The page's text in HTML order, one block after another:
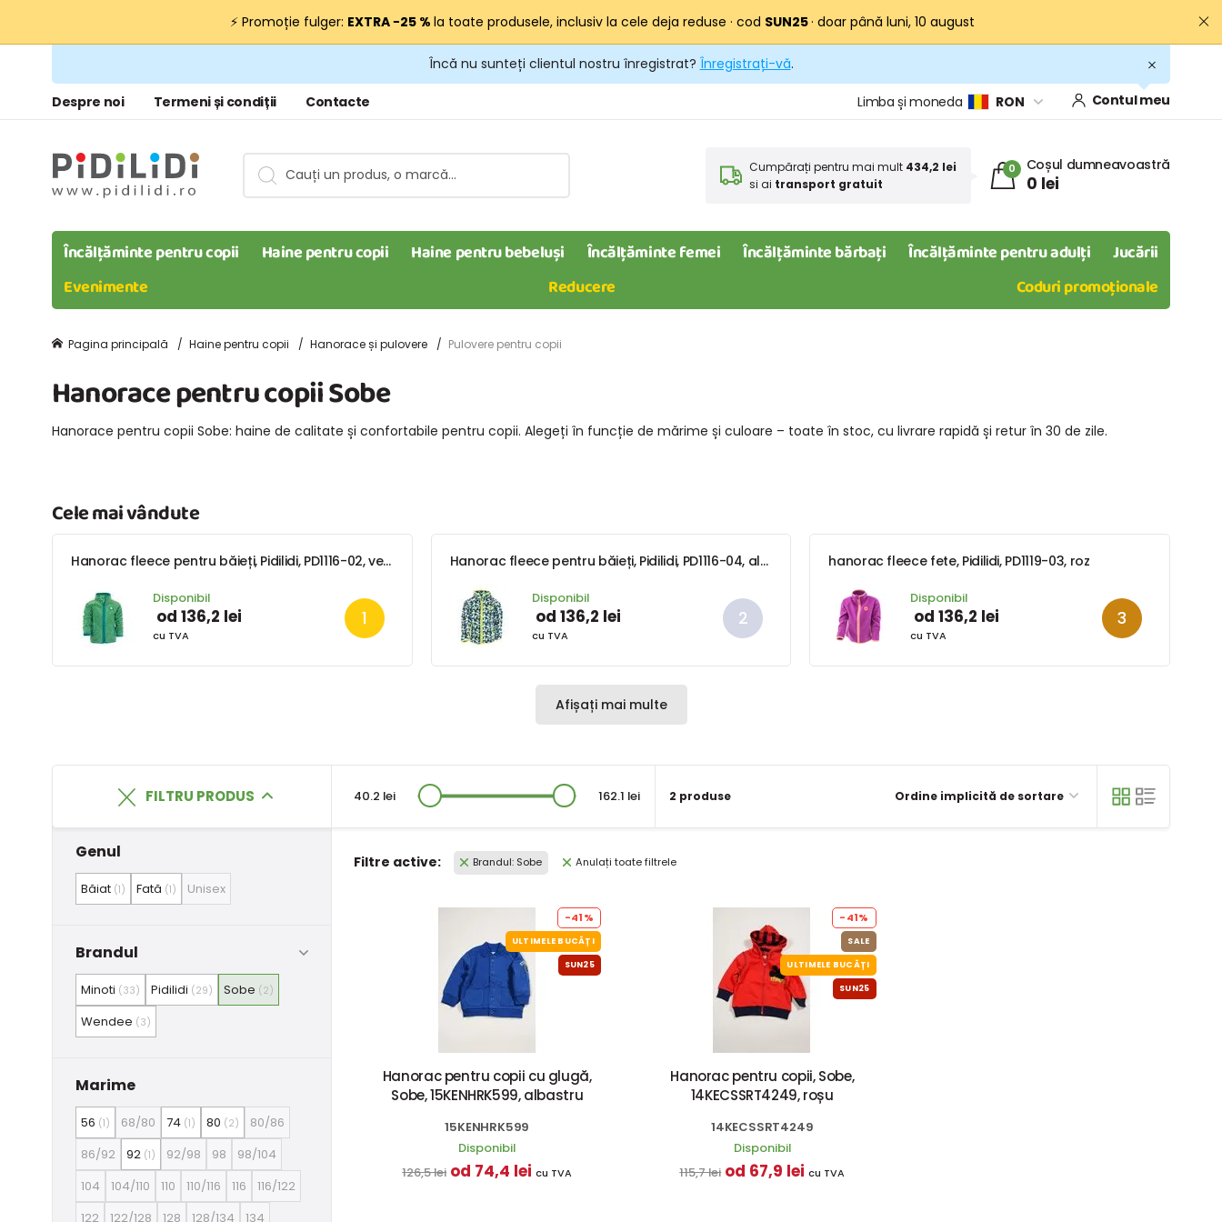
⚡ Promoție fulger: EXTRA −25 % la toate produsele, inclusiv la cele deja reduse · cod SUN25· doar până luni, 10 august
Încă nu sunteți clientul nostru înregistrat? Înregistrați-vă.
Despre noi Termeni și condiții Contacte Limba și moneda RON Contul meu
Cumpărați pentru mai mult 434,2 lei
si ai transport gratuit
0 Coșul dumneavoastră
0 lei
Încălțăminte pentru copii Haine pentru copii Haine pentru bebeluși Încălțăminte femei Încălțăminte bărbați Încălțăminte pentru adulți
Jucării
Evenimente
Reducere Coduri promoționale
Pagina principală Haine pentru copii Hanorace și pulovere Pulovere pentru copii
Hanorace pentru copii Sobe
Hanorace pentru copii Sobe: haine de calitate și confortabile pentru copii. Alegeți în funcție de mărime și culoare – toate în stoc, cu livrare rapidă și retur în 30 de zile.
Cele mai vândute
Hanorac fleece pentru băieți, Pidilidi, PD1116-02, verde
Disponibil
od 136,2 lei
cu TVA
Hanorac fleece pentru băieți, Pidilidi, PD1116-04, albastru
Disponibil
od 136,2 lei
cu TVA
hanorac fleece fete, Pidilidi, PD1119-03, roz
Disponibil
od 136,2 lei
cu TVA
Afișați mai multe
FILTRU PRODUS 2 produse Ordine implicită de sortare
Genul
Băiat (1) Fată (1) Unisex
Brandul
Minoti (33) Pidilidi (29) Sobe (2)
Wendee (3)
Marime
56 (1) 68/80 74 (1) 80 (2)
80/86
86/92
92 (1) 92/98 98
98/104
104
104/110 110 110/116 116
116/122
122
122/128 128 128/134 134
40.2 lei 162.1 lei
Filtre active: Brandul: Sobe Anulați toate filtrele
-41%
ULTIMELE BUCĂȚI
SUN25
Hanorac pentru copii cu glugă,
Sobe, 15KENHRK599, albastru
15KENHRK599
Disponibil
126,5 lei od 74,4 lei cu TVA
-41%
SALE
ULTIMELE BUCĂȚI
SUN25
Hanorac pentru copii, Sobe,
14KECSSRT4249, roșu
14KECSSRT4249
Disponibil
115,7 lei od 67,9 lei cu TVA